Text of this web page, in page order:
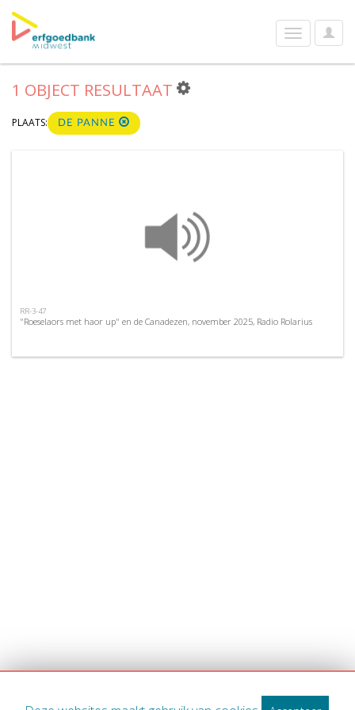
User
Toggle
navigation
1 OBJECT RESULTAAT
PLAATS: DE PANNE
RR-3-47
"Roeselaors met haor up" en de Canadezen, november 2025, Radio Rolarius